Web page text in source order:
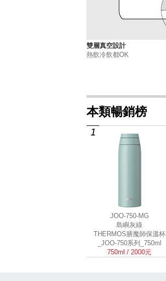
雙層真空設計
熱飲冷飲都OK
本類暢銷榜
JOO-750-MG
島嶼灰綠
THERMOS膳魔師保溫杯
_JOO-750系列_750ml
750ml / 2000元